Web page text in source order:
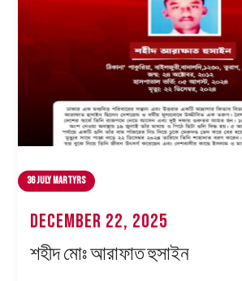
36 July Martyrs
December 22, 2025
শহীদ মোঃ আরাফাত হুসাইন